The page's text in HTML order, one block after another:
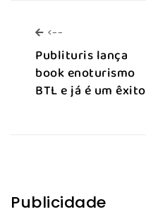
<--
Publituris lança
book enoturismo
BTL e já é um êxito
Publicidade